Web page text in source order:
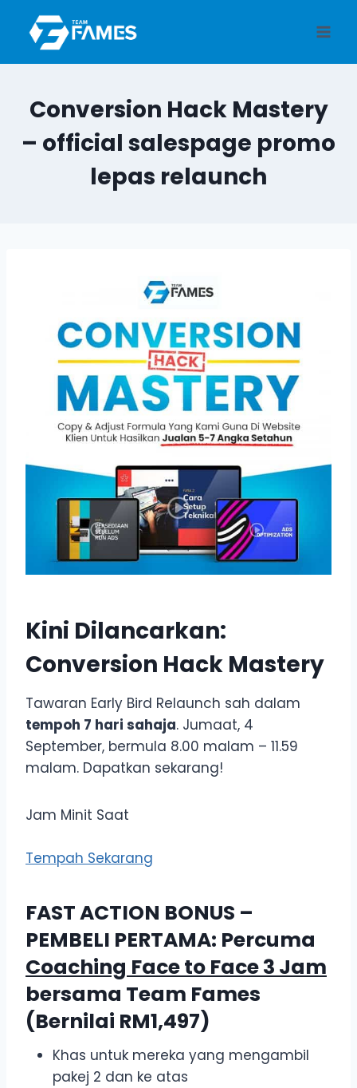
content
Conversion Hack Mastery
– official salespage promo
lepas relaunch
Kini Dilancarkan:
Conversion Hack Mastery
Tawaran Early Bird Relaunch sah dalam
tempoh 7 hari sahaja. Jumaat, 4
September, bermula 8.00 malam – 11.59
malam. Dapatkan sekarang!
Jam Minit Saat
Tempah Sekarang
FAST ACTION BONUS –
PEMBELI PERTAMA: Percuma
Coaching Face to Face 3 Jam
bersama Team Fames
(Bernilai RM1,497)
Khas untuk mereka yang mengambil
pakej 2 dan ke atas